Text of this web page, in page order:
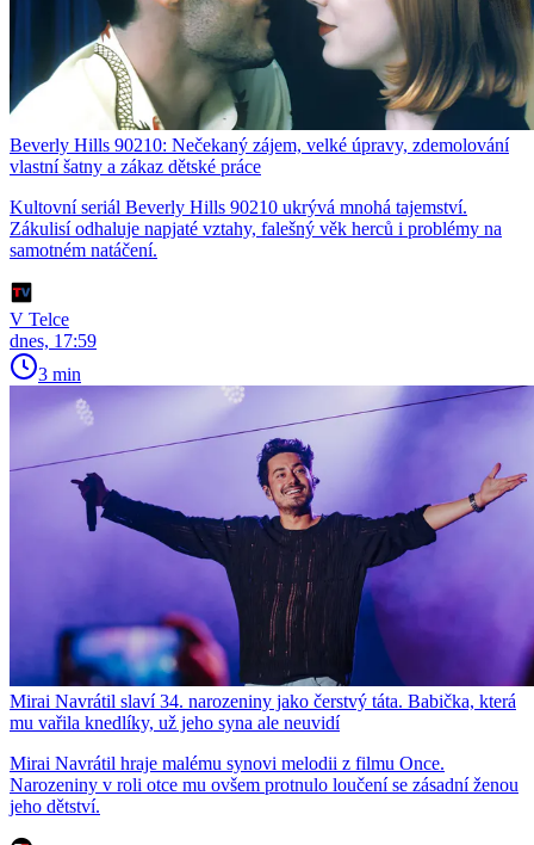
Beverly Hills 90210: Nečekaný zájem, velké úpravy, zdemolování
vlastní šatny a zákaz dětské práce
Kultovní seriál Beverly Hills 90210 ukrývá mnohá tajemství.
Zákulisí odhaluje napjaté vztahy, falešný věk herců i problémy na
samotném natáčení.
V Telce
dnes, 17:59
3 min
Mirai Navrátil slaví 34. narozeniny jako čerstvý táta. Babička, která
mu vařila knedlíky, už jeho syna ale neuvidí
Mirai Navrátil hraje malému synovi melodii z filmu Once.
Narozeniny v roli otce mu ovšem protnulo loučení se zásadní ženou
jeho dětství.